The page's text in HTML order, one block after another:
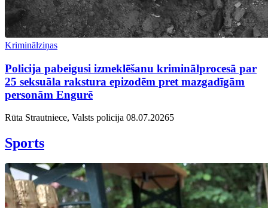
Kriminālziņas
Policija pabeigusi izmeklēšanu kriminālprocesā par
25 seksuāla rakstura epizodēm pret mazgadīgām
personām Engurē
Rūta Strautniece, Valsts policija 08.07.20265
Sports